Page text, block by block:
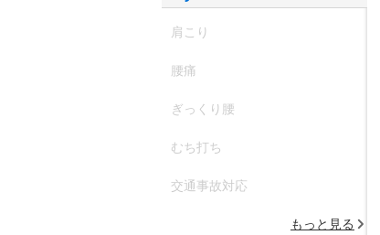
肩こり
腰痛
ぎっくり腰
むち打ち
交通事故対応
もっと見る